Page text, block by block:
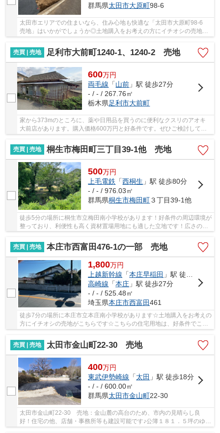
群馬県太田市大原町98-6
太田市エリアでの住まいなら、住み心地も快適な「太田市大原町98-6
売地」はいかがでしょうか◎土地購入をお考えの方にイチオシの売地が
こちらです◎平坦地なので周辺に坂道がなく買い...
売買 | 売地
足利市大前町1240-1、1240-2 売地
600万円
両毛線 「山前 」駅 徒歩27分
- / - / 267.76㎡
栃木県足利市大前町
家から373mのところに、薬や日用品を買うのに便利なクスリのアオキ
大前店があります。購入価格600万円と好条件です。ぜひご検討してみ
てはいかがでしょうか。足利市エリアのお薦め土...
売買 | 売地
桐生市梅田町三丁目39-1他 売地
500万円
上毛電鉄 「西桐生 」駅 徒歩80分
- / - / 976.03㎡
群馬県桐生市梅田町３丁目39-1他
徒歩5分の場所に桐生市立梅田南小学校があります！好条件の周辺環境が
整っており、利便性も高く資材置場用地にも適した立地です！広さの心
売買 | 売地
本庄市西富田476-1の一部 売地
1,800万円
上越新幹線 「本庄早稲田 」駅 徒歩21分
高崎線 「本庄 」駅 徒歩27分
- / - / 525.48㎡
埼玉県本庄市西富田461
徒歩7分の場所に本庄市立本庄南小学校があります☆土地購入をお考えの
方にイチオシの売地がこちらです☆こちらの住宅用地は、好条件でこれ
売買 | 売地
太田市金山町22-30 売地
400万円
東武伊勢崎線 「太田 」駅 徒歩18分
- / - / 600.00㎡
群馬県太田市金山町22-30
太田市金山町22-30 売地：金山麓の高台のため、市内の見晴らし良
好！住宅の他、店舗・事務所等も建設可能です♪公簿１８１．５坪のゆと